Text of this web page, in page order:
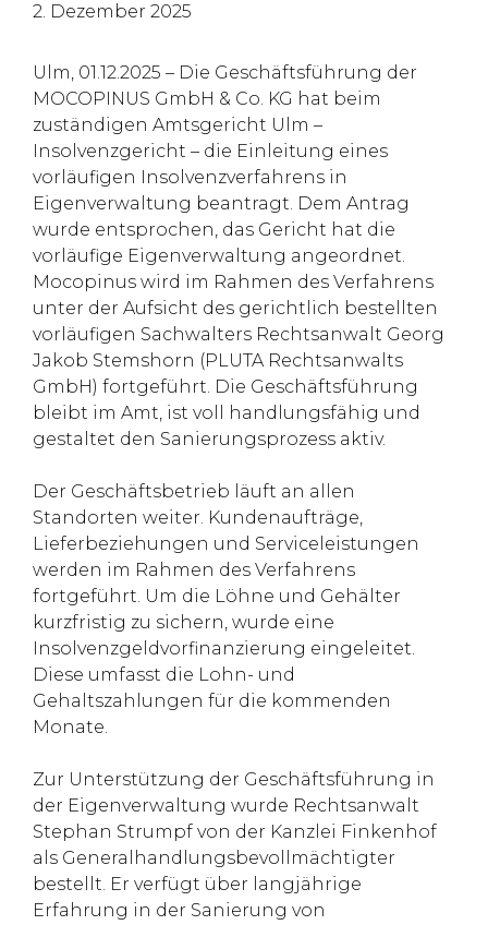
2. Dezember 2025
Ulm, 01.12.2025 – Die Geschäftsführung der
MOCOPINUS GmbH & Co. KG hat beim
zuständigen Amtsgericht Ulm –
Insolvenzgericht – die Einleitung eines
vorläufigen Insolvenzverfahrens in
Eigenverwaltung beantragt. Dem Antrag
wurde entsprochen, das Gericht hat die
vorläufige Eigenverwaltung angeordnet.
Mocopinus wird im Rahmen des Verfahrens
unter der Aufsicht des gerichtlich bestellten
vorläufigen Sachwalters Rechtsanwalt Georg
Jakob Stemshorn (PLUTA Rechtsanwalts
GmbH) fortgeführt. Die Geschäftsführung
bleibt im Amt, ist voll handlungsfähig und
gestaltet den Sanierungsprozess aktiv.
Der Geschäftsbetrieb läuft an allen
Standorten weiter. Kundenaufträge,
Lieferbeziehungen und Serviceleistungen
werden im Rahmen des Verfahrens
fortgeführt. Um die Löhne und Gehälter
kurzfristig zu sichern, wurde eine
Insolvenzgeldvorfinanzierung eingeleitet.
Diese umfasst die Lohn- und
Gehaltszahlungen für die kommenden
Monate.
Zur Unterstützung der Geschäftsführung in
der Eigenverwaltung wurde Rechtsanwalt
Stephan Strumpf von der Kanzlei Finkenhof
als Generalhandlungsbevollmächtigter
bestellt. Er verfügt über langjährige
Erfahrung in der Sanierung von